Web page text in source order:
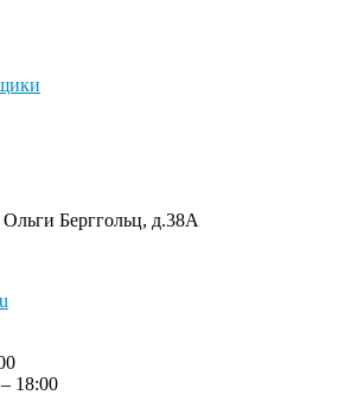
Берггольц, д.38А
18:00